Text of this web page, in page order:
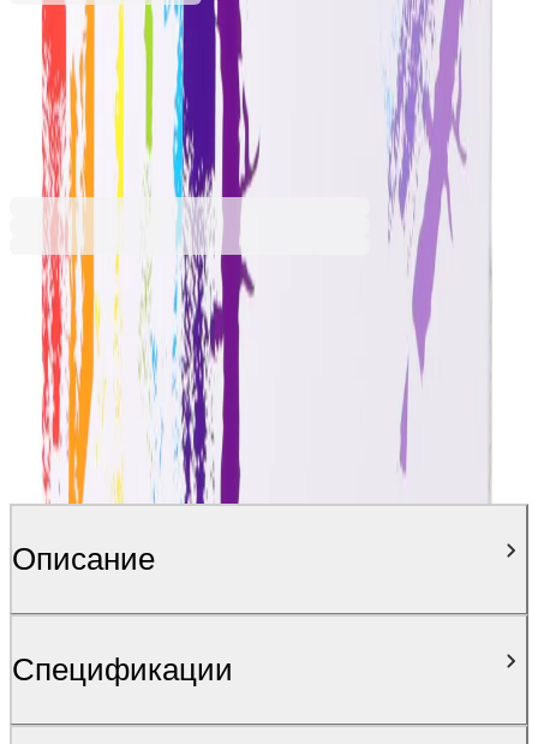
11,99 € 23,45 лв.
Купи
11,99 €23,45 лв.
Ценa с ДДС
Описание
Спецификации